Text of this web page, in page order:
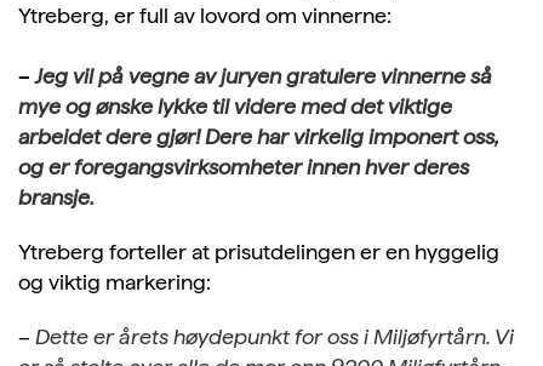
Ytreberg, er full av lovord om vinnerne:
–Jeg vil på vegne av juryen gratulere vinnerne så
mye og ønske lykke til videre med det viktige
arbeidet dere gjør! Dere har virkelig imponert oss,
og er foregangsvirksomheter innen hver deres
bransje.
Ytreberg forteller at prisutdelingen er en hyggelig
og viktig markering:
– Dette er årets høydepunkt for oss i Miljøfyrtårn. Vi